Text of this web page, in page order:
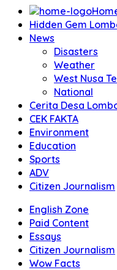
Hidden Gem
News
Disasters
Weather
West Nusa
National
Cerita Desa
CEK FAKTA
Environment
Education
Sports
ADV
Citizen Journalism
English Zone
Paid Content
Essays
Citizen Journalism
Wow Facts